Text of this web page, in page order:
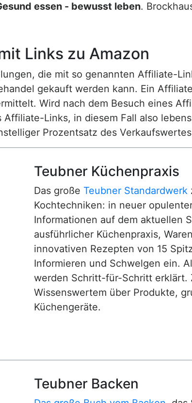
essen - bewusst leben.
Links zu Amazon
die mit so genannten Affiliate-
gekauft werden kann. Ein
Wird nach dem Besuch eines
Links, in diesem Fall also
Prozentsatz des
Teubner Küchenpraxis
Das große Teubner Standardwerk
Kochtechniken: in neuer
Informationen auf dem aktuellen
ausführlicher Küchenpraxis,
innovativen Rezepten von 15
Informieren und Schwelgen ein.
werden Schritt-für-Schritt erklärt.
Wissenswertem über Produkte,
Küchengeräte.
Teubner Backen